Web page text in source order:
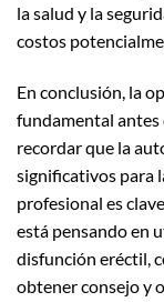
la salud y la
costos
En conclusión, la
fundamental antes
recordar que la
significativos para
profesional es
está pensando en
disfunción eréctil,
obtener consejo y